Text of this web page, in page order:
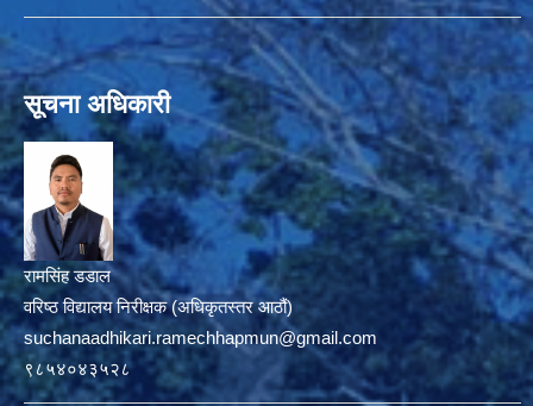
सूचना अधिकारी
रामसिंह डडाल
वरिष्ठ विद्यालय निरीक्षक (अधिकृतस्तर आठौं)
suchanaadhikari.ramechhapmun@gmail.com
९८५४०४३५२८